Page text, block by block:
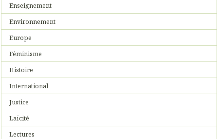
Enseignement
Environnement
Europe
Féminisme
Histoire
International
Justice
Laïcité
Lectures